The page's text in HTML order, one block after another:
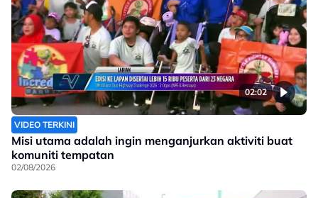
02:02
VIDEO TERKINI
Misi utama adalah ingin menganjurkan aktiviti buat
komuniti tempatan
02/08/2026